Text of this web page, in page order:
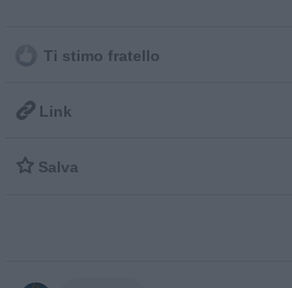
Ti stimo fratello
 Link
 Salva